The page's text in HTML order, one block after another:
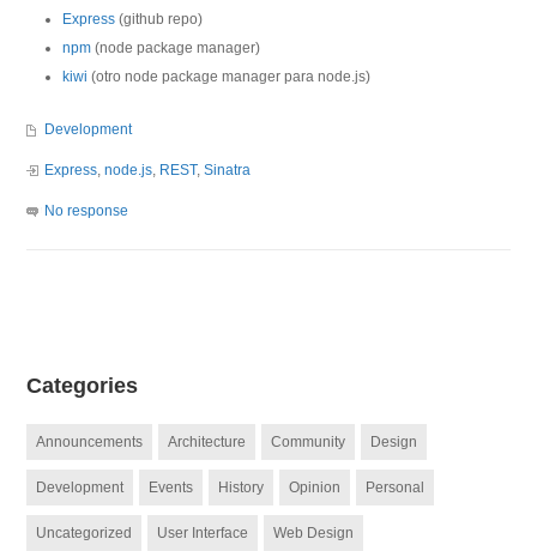
Express (github repo)
npm (node package manager)
kiwi (otro node package manager para node.js)
Development
Express ,node.js REST,Sinatra
No response
Categories
Announcements Architecture Community Design
Development Events History Opinion Personal
Uncategorized User Interface Web Design